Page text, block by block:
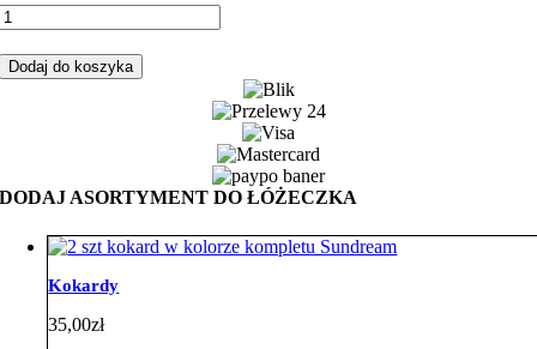
Dodaj do koszyka
DODAJ ASORTYMENT DO ŁÓŻECZKA
Kokardy
35,00zł